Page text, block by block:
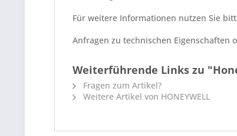
Für weitere Informationen nutzen Sie
Anfragen zu technischen
Weiterführende Links zu
Fragen zum Artikel?
Weitere Artikel von HONEYWELL